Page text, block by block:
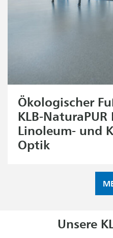
Ökologischer
KLB-NaturaPUR
Linoleum- und
Optik
Unsere